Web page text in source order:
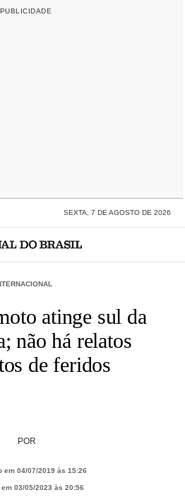
SEXTA, 7 DE AGOSTO DE 2026
atinge sul da
não há relatos
de feridos
POR
em 04/07/2019 às 15:26
03/05/2023 às 20:56